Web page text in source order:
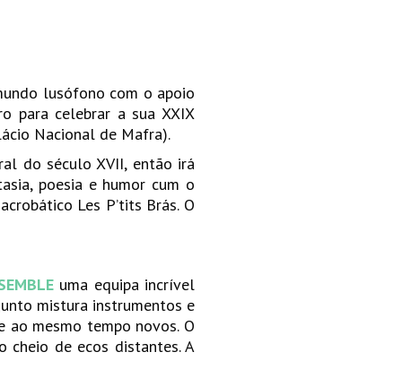
lusófono com o apoio
para celebrar a sua XXIX
Nacional de Mafra).
do século XVII, então irá
poesia e humor cum o
Les P’tits Brás. O
uma equipa incrível
mistura instrumentos e
mesmo tempo novos. O
cheio de ecos distantes. A